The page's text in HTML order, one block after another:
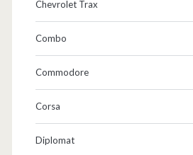
Chevrolet Trax
Combo
Commodore
Corsa
Diplomat